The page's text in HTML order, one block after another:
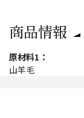
商品情報
原材料1：
山羊毛